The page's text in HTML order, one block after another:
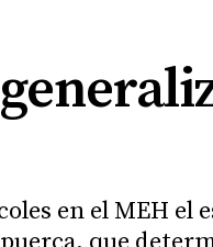
en el MEH el